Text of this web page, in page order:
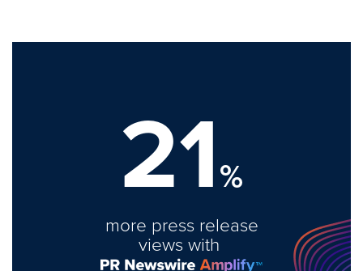
21%
more press release
views with